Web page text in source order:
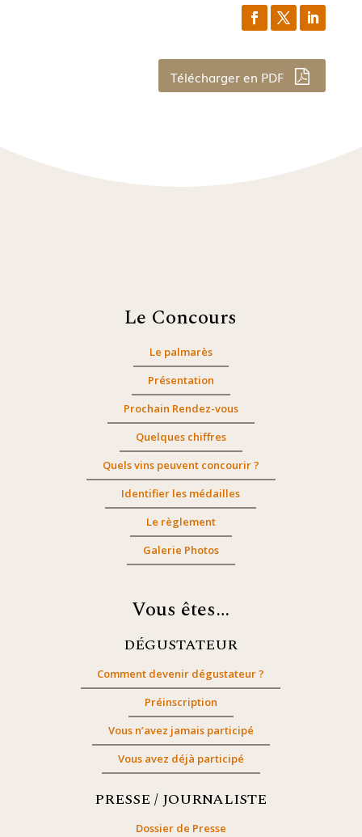
Télécharger en PDF
Le Concours
Le palmarès
Présentation
Prochain Rendez-vous
Quelques chiffres
Quels vins peuvent concourir ?
Identifier les médailles
Le règlement
Galerie Photos
Vous êtes…
DÉGUSTATEUR
Comment devenir dégustateur ?
Préinscription
Vous n’avez jamais participé
Vous avez déjà participé
PRESSE / JOURNALISTE
Dossier de Presse